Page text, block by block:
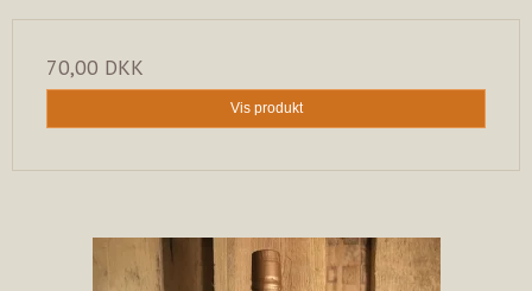
70,00 DKK
Vis produkt